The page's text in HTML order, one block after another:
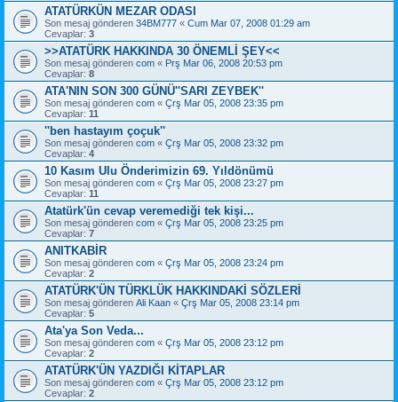
ATATÜRKÜN MEZAR ODASI
Son mesaj gönderen 34BM777 « Cum Mar 07, 2008 01:29 am
Cevaplar: 3
>>ATATÜRK HAKKINDA 30 ÖNEMLİ ŞEY<<
Son mesaj gönderen com « Prş Mar 06, 2008 20:53 pm
Cevaplar: 8
ATA'NIN SON 300 GÜNÜ''SARI ZEYBEK''
Son mesaj gönderen com « Çrş Mar 05, 2008 23:35 pm
Cevaplar: 11
''ben hastayım çoçuk''
Son mesaj gönderen com « Çrş Mar 05, 2008 23:32 pm
Cevaplar: 4
10 Kasım Ulu Önderimizin 69. Yıldönümü
Son mesaj gönderen com « Çrş Mar 05, 2008 23:27 pm
Cevaplar: 11
Atatürk'ün cevap veremediği tek kişi...
Son mesaj gönderen com « Çrş Mar 05, 2008 23:25 pm
Cevaplar: 7
ANITKABİR
Son mesaj gönderen com « Çrş Mar 05, 2008 23:24 pm
Cevaplar: 2
ATATÜRK'ÜN TÜRKLÜK HAKKINDAKİ SÖZLERİ
Son mesaj gönderen Ali Kaan « Çrş Mar 05, 2008 23:14 pm
Cevaplar: 5
Ata'ya Son Veda...
Son mesaj gönderen com « Çrş Mar 05, 2008 23:12 pm
Cevaplar: 2
ATATÜRK'ÜN YAZDIĞI KİTAPLAR
Son mesaj gönderen com « Çrş Mar 05, 2008 23:12 pm
Cevaplar: 2